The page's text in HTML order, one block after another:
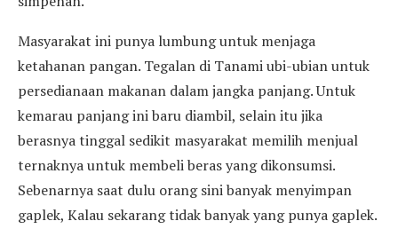
Masyarakat ini punya lumbung untuk menjaga
ketahanan pangan. Tegalan di Tanami ubi-ubian untuk
persedianaan makanan dalam jangka panjang. Untuk
kemarau panjang ini baru diambil, selain itu jika
berasnya tinggal sedikit masyarakat memilih menjual
ternaknya untuk membeli beras yang dikonsumsi.
Sebenarnya saat dulu orang sini banyak menyimpan
gaplek, Kalau sekarang tidak banyak yang punya gaplek.